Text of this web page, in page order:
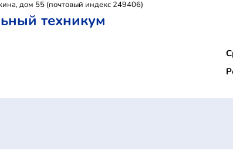
дом 55 (почтовый индекс 249406)
техникум